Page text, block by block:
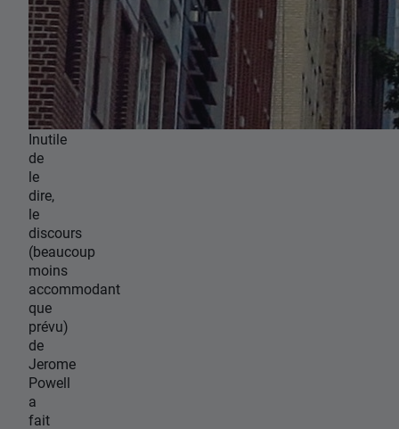
Inutile
de
le
dire,
le
discours
(beaucoup
moins
accommodant
que
prévu)
de
Jerome
Powell
a
fait